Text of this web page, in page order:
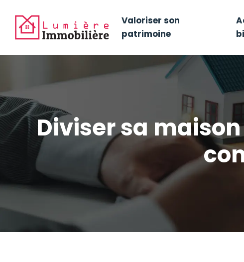
Valoriser son
patrimoine
Diviser sa